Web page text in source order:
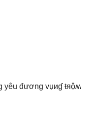
yêu đương vụиɠ ŧяộʍ